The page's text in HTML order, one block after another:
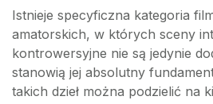
Istnieje specyficzna kategoria
amatorskich, w których sceny
kontrowersyjne nie są jedynie
stanowią jej absolutny
takich dzieł można podzielić na